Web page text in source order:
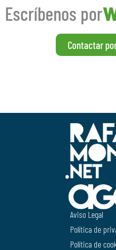
Escríbenos por
Contactar
Aviso Legal
Política de
Política de